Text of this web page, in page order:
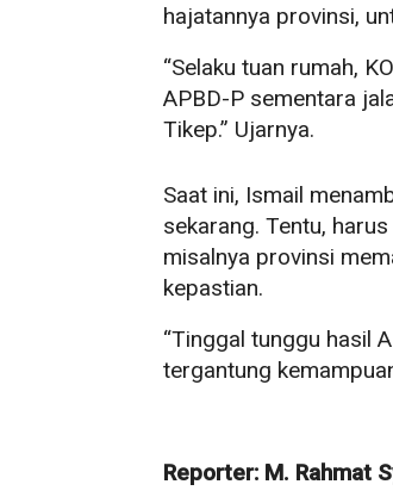
hajatannya provinsi,
“Selaku tuan rumah,
APBD-P sementara
Tikep.” Ujarnya.
Saat ini, Ismail
sekarang. Tentu,
misalnya provinsi
kepastian.
“Tinggal tunggu hasil
tergantung
Reporter: M. Rahmat